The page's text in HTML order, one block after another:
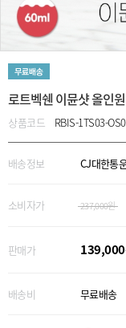
로트벡쉔 이뮨샷 올인
상품코드 RBIS-1TS03-
배송정보 CJ대한통
소비자가 237,000원
판매가 139,000
배송비 무료배송